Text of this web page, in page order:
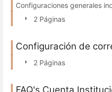
Configuraciones generales
2 Páginas
Configuración de
2 Páginas
FAQ's Cuenta